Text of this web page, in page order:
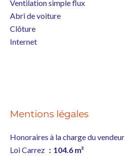
Ventilation simple flux
Abri de voiture
Clôture
Internet
Mentions légales
Honoraires à la charge du vendeur
Loi Carrez
104.6 m²